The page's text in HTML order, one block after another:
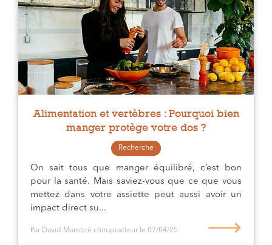
Alimentation et vertèbres : Pourquoi bien
manger protège votre dos ?
Recherche
On sait tous que manger équilibré, c’est bon
pour la santé. Mais saviez-vous que ce que vous
mettez dans votre assiette peut aussi avoir un
impact direct su...
Par David Mambré chiropracteur le 07/04/25 ⟶